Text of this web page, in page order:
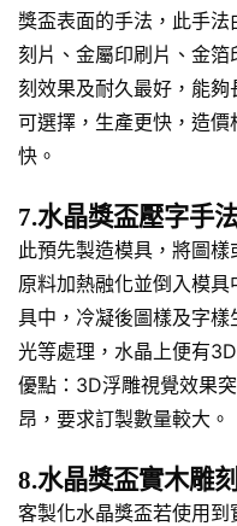
獎盃表面的手法，此手
刻片、金屬印刷片、金
刻效果及耐久最好，能
可選擇，生產更快，造
快。
7.水晶獎盃壓字手
此預先製造模具，將圖
原料加熱融化並倒入模
具中，冷凝後圖樣及字
光等處理，水晶上便有
優點：3D浮雕視覺效果
昂，要求訂製數量較大。
8.水晶獎盃實木雕
客製化水晶獎盃若使用